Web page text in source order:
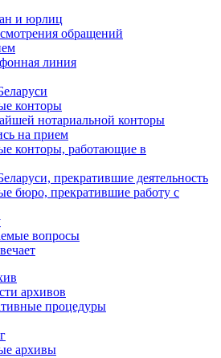
и юрлиц
обращений
линия
конторы
нотариальной конторы
на прием
конторы, работающие в
прекратившие деятельность
бюро, прекратившие работу с
вопросы
архивов
процедуры
архивы